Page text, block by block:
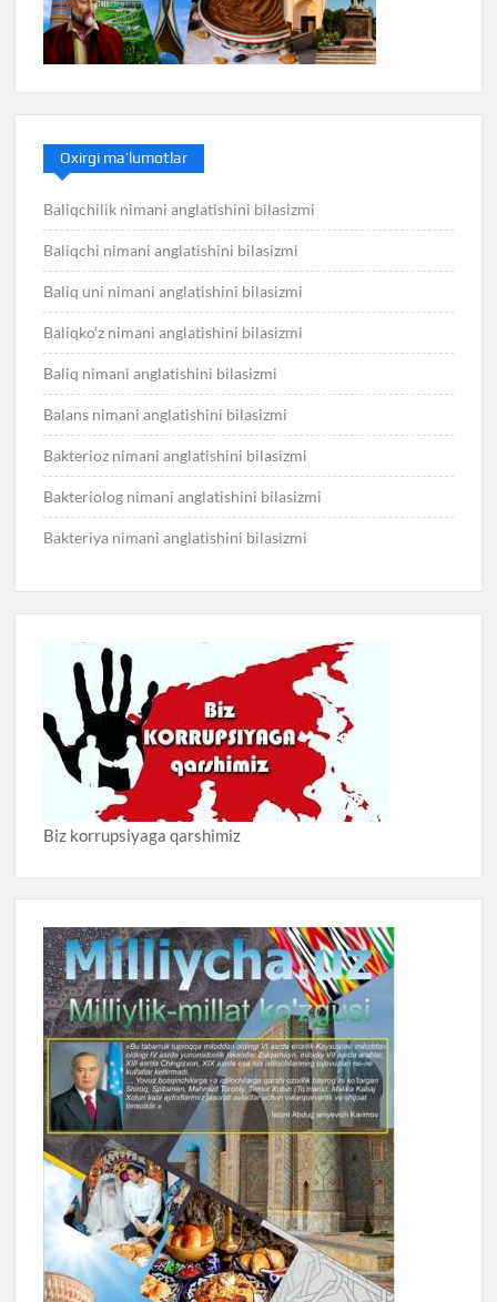
Oxirgi ma’lumotlar
Baliqchilik nimani anglatishini bilasizmi
Baliqchi nimani anglatishini bilasizmi
Baliq uni nimani anglatishini bilasizmi
Baliqko’z nimani anglatishini bilasizmi
Baliq nimani anglatishini bilasizmi
Balans nimani anglatishini bilasizmi
Bakterioz nimani anglatishini bilasizmi
Bakteriolog nimani anglatishini bilasizmi
Bakteriya nimani anglatishini bilasizmi
Biz korrupsiyaga qarshimiz